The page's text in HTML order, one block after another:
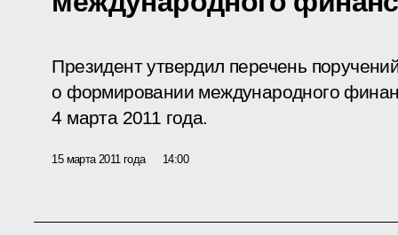
Президент утвердил перечень
о формировании международного
4 марта 2011 года.
15 марта 2011 года 14:00